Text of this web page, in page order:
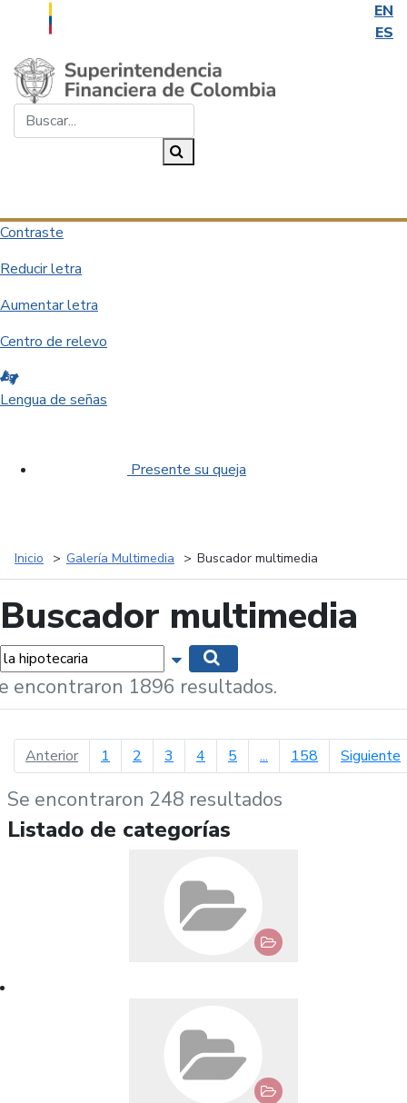
EN
ES
Saltar al contenido principal
Contraste
Reducir letra
Aumentar letra
Centro de relevo
Lengua de señas
Presente su queja
Inicio Galería Multimedia Buscador multimedia
Buscador multimedia
Mostrar opciones de búsqueda
encontraron 1896 resultados.
Anteriorpágina anterior
1 2 3 4 5 ... 158 Siguiente
Se encontraron 248 resultados
Listado de categorías